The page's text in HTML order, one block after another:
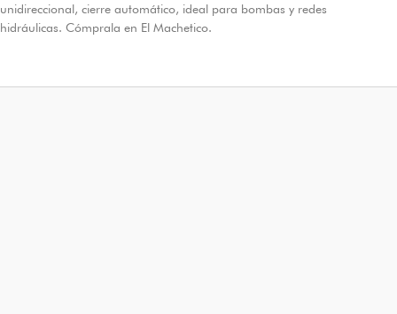
unidireccional, cierre automático, ideal para bombas y redes
hidráulicas. Cómprala en El Machetico.